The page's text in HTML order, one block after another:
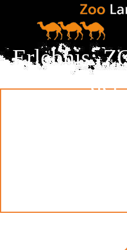
Erlebnis:
der